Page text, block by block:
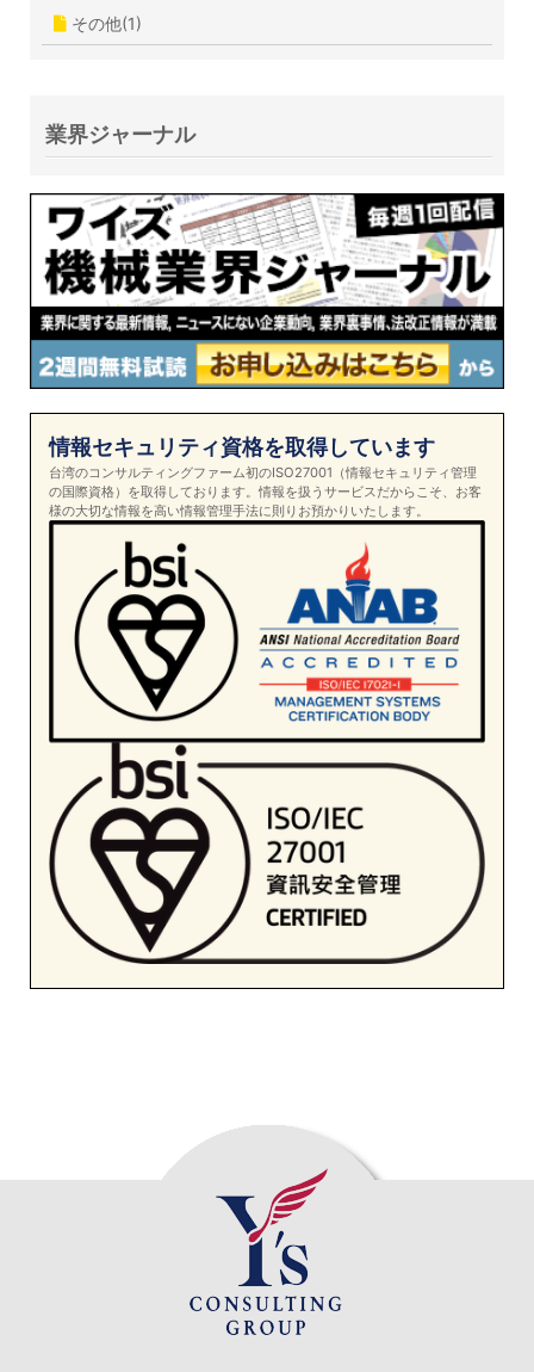
その他(1)
業界ジャーナル
情報セキュリティ資格を取得しています
台湾のコンサルティングファーム初のISO27001（情報セキュリティ管理
の国際資格）を取得しております。情報を扱うサービスだからこそ、お客
様の大切な情報を高い情報管理手法に則りお預かりいたします。